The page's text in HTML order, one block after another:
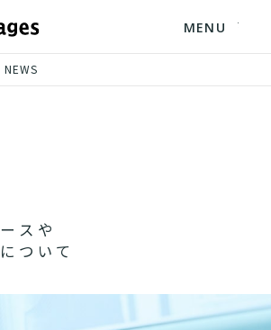
MENU
NEWS
ー ス や
に つ い て